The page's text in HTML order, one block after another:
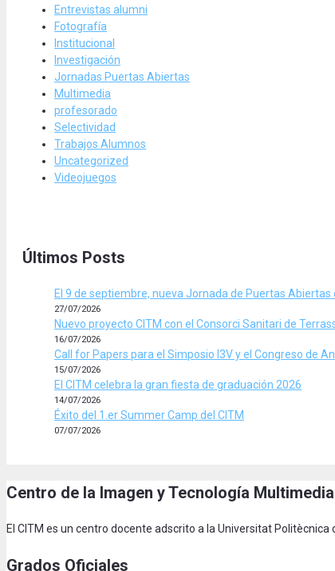
Entrevistas alumni
Fotografía
Institucional
Investigación
Jornadas Puertas Abiertas
Multimedia
profesorado
Selectividad
Trabajos Alumnos
Uncategorized
Videojuegos
Últimos Posts
El 9 de septiembre, nueva Jornada de Puertas Abiertas
27/07/2026
Nuevo proyecto CITM con el Consorci Sanitari de
16/07/2026
Call for Papers para el Simposio I3V y el Congreso de
15/07/2026
El CITM celebra la gran fiesta de graduación 2026
14/07/2026
Éxito del 1.er Summer Camp del CITM
07/07/2026
Centro de la Imagen y Tecnología
El CITM es un centro docente adscrito a la Universitat
Grados Oficiales